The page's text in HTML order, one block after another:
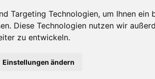
Targeting Technologien, um Ihnen
Diese Technologien nutzen wir
zu entwickeln.
Einstellungen ändern